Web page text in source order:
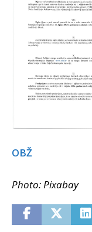
OBŽ
Photo: Pixabay